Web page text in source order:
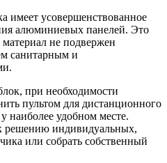
имеет усовершенствованное
алюминиевых панелей. Это
не подвержен
санитарным и
при необходимости
пультом для дистанционного
наиболее удобном месте.
решению индивидуальных,
или собрать собственный